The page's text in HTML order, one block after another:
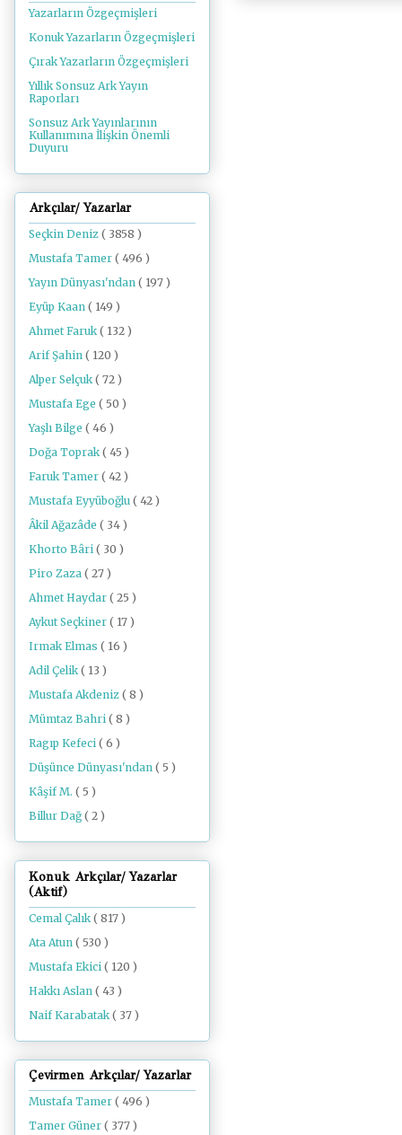
Yazarların Özgeçmişleri
Konuk Yazarların Özgeçmişleri
Çırak Yazarların Özgeçmişleri
Yıllık Sonsuz Ark Yayın
Raporları
Sonsuz Ark Yayınlarının
Kullanımına İlişkin Önemli
Duyuru
Arkçılar/ Yazarlar
Seçkin Deniz ( 3858 )
Mustafa Tamer ( 496 )
Yayın Dünyası'ndan ( 197 )
Eyüp Kaan ( 149 )
Ahmet Faruk( 132 )
Arif Şahin ( 120 )
Alper Selçuk( 72 )
Mustafa Ege ( 50 )
Yaşlı Bilge ( 46 )
Doğa Toprak( 45 )
Faruk Tamer ( 42 )
Mustafa Eyyüboğlu ( 42 )
Âkil Ağazâde ( 34 )
Khorto Bâri ( 30 )
Piro Zaza ( 27 )
Ahmet Haydar ( 25 )
Aykut Seçkiner ( 17 )
Irmak Elmas ( 16 )
Adil Çelik( 13 )
Mustafa Akdeniz ( 8 )
Mümtaz Bahri ( 8 )
Ragıp Kefeci ( 6 )
Düşünce Dünyası'ndan ( 5 )
Kâşif M. ( 5 )
Billur Dağ ( 2 )
Konuk Arkçılar/ Yazarlar
(Aktif)
Cemal Çalık ( 817 )
Ata Atun ( 530 )
Mustafa Ekici ( 120 )
Hakkı Aslan ( 43 )
Naif Karabatak ( 37 )
Çevirmen Arkçılar/ Yazarlar
Mustafa Tamer ( 496 )
Tamer Güner ( 377 )